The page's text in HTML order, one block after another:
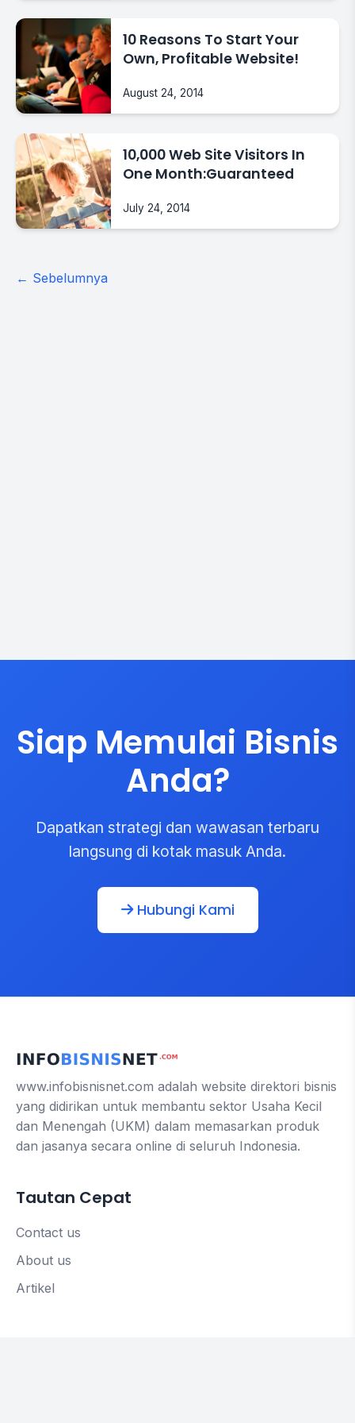
10 Reasons To Start Your
Own, Profitable Website!
August 24, 2014
10,000 Web Site Visitors In
One Month:Guaranteed
July 24, 2014
Posts
← Sebelumnya
Siap Memulai Bisnis
Anda?
Dapatkan strategi dan wawasan terbaru
langsung di kotak masuk Anda.
Hubungi Kami
www.infobisnisnet.com adalah website direktori bisnis
yang didirikan untuk membantu sektor Usaha Kecil
dan Menengah (UKM) dalam memasarkan produk
dan jasanya secara online di seluruh Indonesia.
Tautan Cepat
Contact us
About us
Artikel